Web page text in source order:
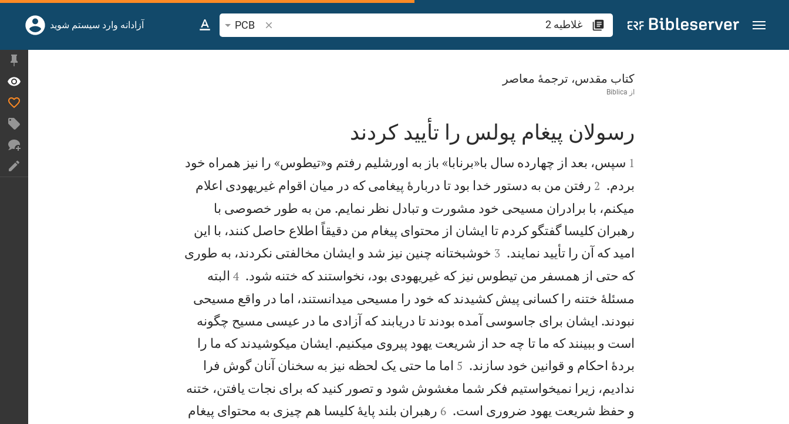
جستجوی آیه یا کلمه کتاب مقدس
PCB آزادانه وارد سیستم شوید
غلاطيه 2
کتاب مقدس، ترجمۀ معاصر
از Biblica

رسولان پيغام پولس را تأييد كردند
1 سپس، بعد از چهارده سال با«برنابا» باز به اورشليم رفتم و«تيطوس» را نيز همراه خود
بردم.

2 رفتن من به دستور خدا بود تا دربارهٔ پيغامی كه در ميان اقوام غيريهودی اعلام
میكنم، با برادران مسيحی خود مشورت و تبادل نظر نمايم. من به طور خصوصی با
رهبران كليسا گفتگو كردم تا ايشان از محتوای پيغام من دقيقاً اطلاع حاصل كنند، با اين
اميد كه آن را تأييد نمايند.

3 خوشبختانه چنين نيز شد و ايشان مخالفتی نكردند، به طوری
كه حتی از همسفر من تيطوس نيز كه غيريهودی بود، نخواستند كه ختنه شود.

4 البته
مسئلهٔ ختنه را كسانی پيش كشيدند كه خود را مسيحی میدانستند، اما در واقع مسيحی
نبودند. ايشان برای جاسوسی آمده بودند تا دريابند كه آزادی ما در عيسی مسيح چگونه
است و ببينند كه ما تا چه حد از شريعت يهود پيروی میكنيم. ايشان میكوشيدند كه ما را
بردهٔ احكام و قوانين خود سازند.

5 اما ما حتی يک لحظه نيز به سخنان آنان گوش فرا
نداديم، زيرا نمیخواستيم فكر شما مغشوش شود و تصور كنيد كه برای نجات يافتن، ختنه
و حفظ شريعت يهود ضروری است.

6 رهبران بلند پايهٔ كليسا هم چيزی به محتوای پيغام